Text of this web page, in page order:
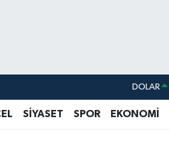
DOLAR
EURO
SİYASET SPOR EKONOMİ